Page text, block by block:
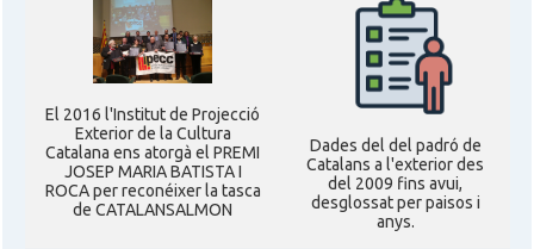
El 2016 l'Institut de Projecció
Exterior de la Cultura
Catalana ens atorgà el PREMI
JOSEP MARIA BATISTA I
ROCA per reconéixer la tasca
de CATALANSALMON
Dades del del padró de
Catalans a l'exterior des
del 2009 fins avui,
desglossat per paisos i
anys.